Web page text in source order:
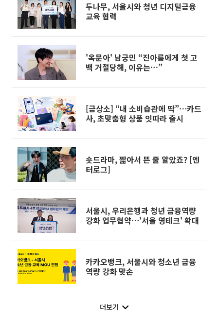
두나무, 서울시와 청년 디지털금융
교육 협력
'옥문아' 남궁민 “진아름에게 첫 고
백 거절당해, 이유는…”
[금상소] “내 소비습관에 딱”⋯카드
사, 초맞춤형 상품 잇따라 출시
숏드라마, 짧아서 뜬 줄 알았죠? [엔
터로그]
서울시, 우리은행과 청년 금융역량
강화 업무협약⋯'서울 영테크' 확대
카카오뱅크, 서울시와 청소년 금융
역량 강화 맞손
더보기